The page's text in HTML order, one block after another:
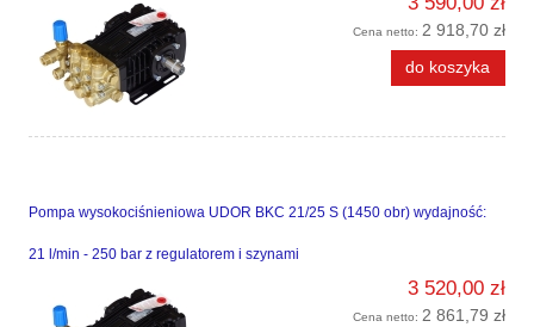
Cena netto: 2 918,70 zł
do koszyka
Pompa wysokociśnieniowa UDOR BKC 21/25 S (1450 obr) wydajność:
21 l/min - 250 bar z regulatorem i szynami
3 520,00 zł
Cena netto: 2 861,79 zł